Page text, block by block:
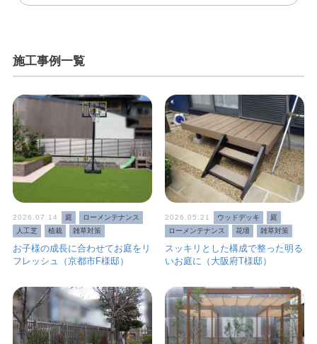
施工事例一覧
お子様の成長に合わせてお庭をリ
フレッシュ（京都市F様邸）
2026.07.14 庭
ローメンテナンス
人工芝
植栽 雑草対策
スッキリとした構成で整った明る
いお庭に（大阪府T様邸）
2026.05.21 ウッドデッキ
庭
ローメンテナンス
花壇 雑草対策